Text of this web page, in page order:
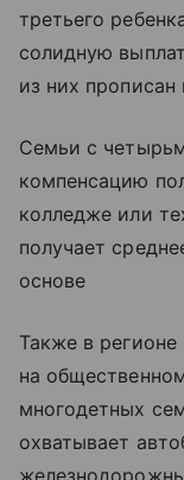
третьего
солидную
из них
Семьи с
компенсацию
колледже или
получает
основе
Также в
на
многодетных
охватывает